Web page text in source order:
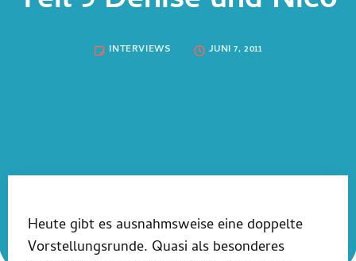
INTERVIEWS JUNI 7, 2011
Heute gibt es ausnahmsweise eine doppelte
Vorstellungsrunde. Quasi als besonderes